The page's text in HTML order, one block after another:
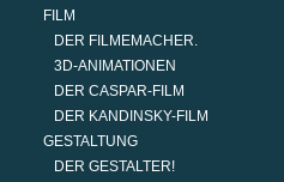
FILM
DER FILMEMACHER.
3D-ANIMATIONEN
DER CASPAR-FILM
DER KANDINSKY-FILM
GESTALTUNG
DER GESTALTER!